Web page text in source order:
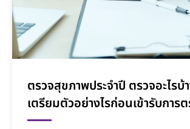
ตรวจสุขภาพประจำปี ตรวจอะไรบ้
เตรียมตัวอย่างไรก่อนเข้ารับการ